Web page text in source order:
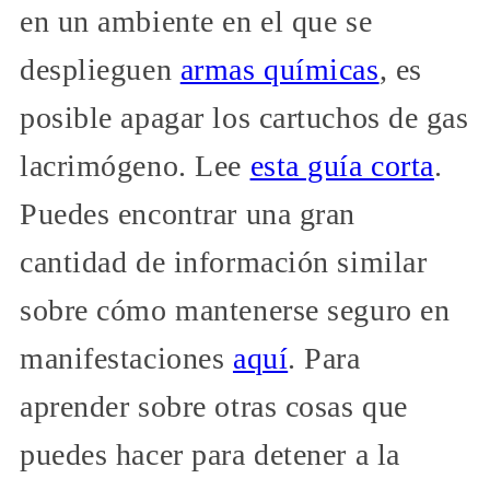
en un ambiente en el que se
desplieguen armas químicas, es
posible apagar los cartuchos de gas
lacrimógeno. Lee esta guía corta.
Puedes encontrar una gran
cantidad de información similar
sobre cómo mantenerse seguro en
manifestaciones aquí. Para
aprender sobre otras cosas que
puedes hacer para detener a la